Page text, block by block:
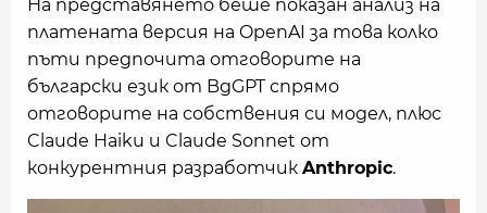
На представянето беше показан анализ на
платената версия на OpenAI за това колко
пъти предпочита отговорите на
български език от BgGPT спрямо
отговорите на собствения си модел, плюс
Claude Haiku и Claude Sonnet от
конкурентния разработчик Anthropic.